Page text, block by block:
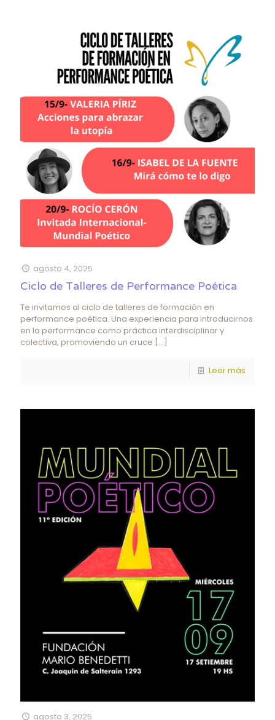
agosto 4, 2025
Ciclo de Talleres de Performance Poética
Te invitamos al ciclo de talleres de formación en
performance poética. Una experiencia para introducirnos
en la performance como práctica interdisciplinar y
colectiva, promoviendo un cruce […]
Leer más
agosto 3, 2025